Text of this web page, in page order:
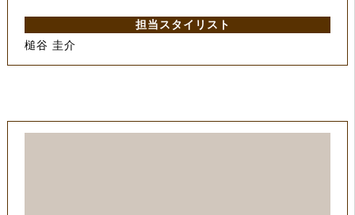
担当スタイリスト
槌谷 圭介